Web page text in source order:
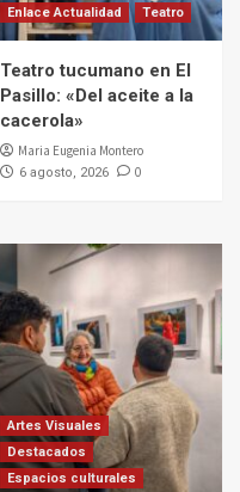
Enlace Actualidad
Teatro
Teatro tucumano en El
Pasillo: «Del aceite a la
cacerola»
Maria Eugenia Montero
6 agosto, 2026 0
Artes Visuales
Destacados
Espacios culturales